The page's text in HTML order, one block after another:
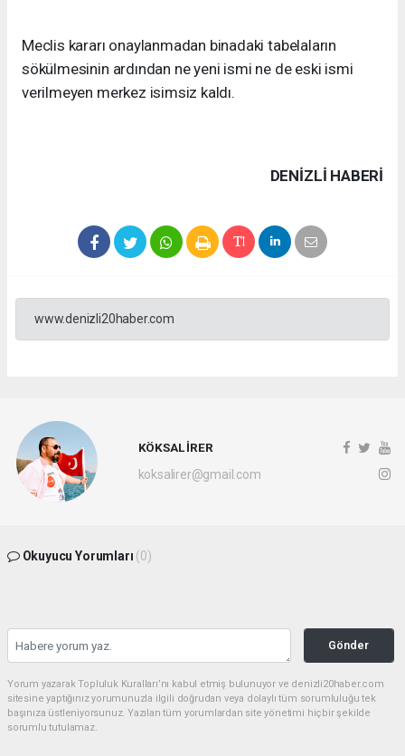
Meclis kararı onaylanmadan binadaki tabelaların
sökülmesinin ardından ne yeni ismi ne de eski ismi
verilmeyen merkez isimsiz kaldı.
DENIZLI HABERİ
www.denizli20haber.com
KÖKSAL İRER
koksalirer@gmail.com
Okuyucu Yorumları (0)
Gönder
Yorum yazarak Topluluk Kuralları’nı kabul etmiş bulunuyor ve denizli20haber.com
sitesine yaptığınız yorumunuzla ilgili doğrudan veya dolaylı tüm sorumluluğu tek
başınıza üstleniyorsunuz. Yazılan tüm yorumlardan site yönetimi hiçbir şekilde
sorumlu tutulamaz.